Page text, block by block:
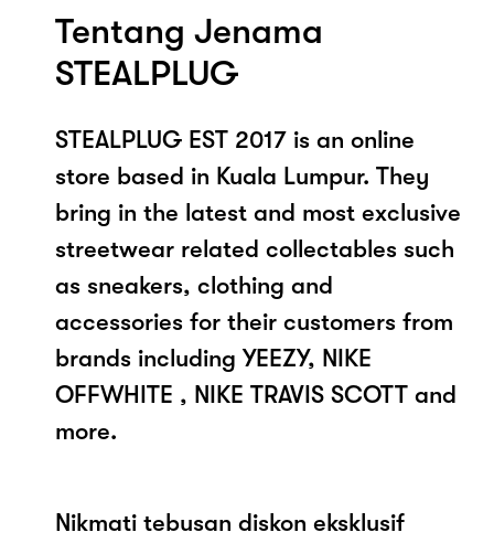
Tentang Jenama
STEALPLUG
STEALPLUG EST 2017 is an online
store based in Kuala Lumpur. They
bring in the latest and most exclusive
streetwear related collectables such
as sneakers, clothing and
accessories for their customers from
brands including YEEZY, NIKE
OFFWHITE , NIKE TRAVIS SCOTT and
more.
Nikmati tebusan diskon eksklusif